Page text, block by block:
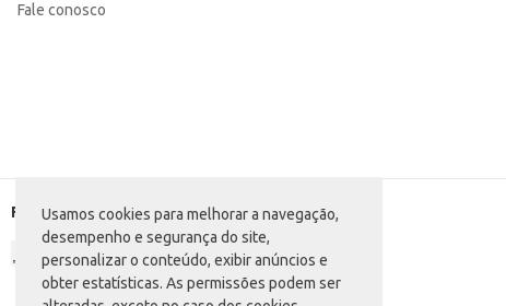
Usamos cookies para melhorar a navegação,
desempenho e segurança do site,
personalizar o conteúdo, exibir anúncios e
obter estatísticas. As permissões podem ser
Fale conosco
Formas de pagamento